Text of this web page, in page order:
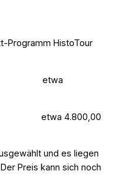
Programm HistoTour
etwa
etwa 4.800,00
und es liegen
Preis kann sich noch